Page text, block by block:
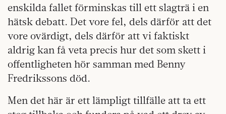
enskilda fallet förminskas till ett slagträ i en
hätsk debatt. Det vore fel, dels därför att det
vore ovärdigt, dels därför att vi faktiskt
aldrig kan få veta precis hur det som skett i
offentligheten hör samman med Benny
Fredrikssons död.
Men det här är ett lämpligt tillfälle att ta ett